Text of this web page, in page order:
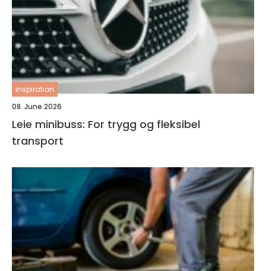
inspiration
08. June 2026
Leie minibuss: For trygg og fleksibel
transport